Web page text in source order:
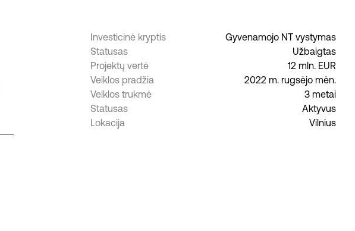
Investicinė kryptis
Gyvenamojo NT vystymas
Statusas
Užbaigtas
Projektų vertė
12 mln. EUR
Veiklos pradžia
2022 m. rugsėjo mėn.
Veiklos trukmė
3 metai
Statusas
Aktyvus
Lokacija
Vilnius